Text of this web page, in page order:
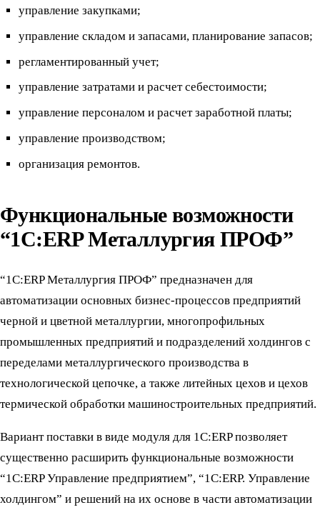
управление закупками;
управление складом и запасами, планирование запасов;
регламентированный учет;
управление затратами и расчет себестоимости;
управление персоналом и расчет заработной платы;
управление производством;
организация ремонтов.
Функциональные возможности
“1С:ERPМеталлургия ПРОФ”
“1С:ERP Металлургия ПРОФ” предназначен для
автоматизации основных бизнес-процессов предприятий
черной и цветной металлургии, многопрофильных
промышленных предприятий и подразделений холдингов с
переделами металлургического производства в
технологической цепочке, а также литейных цехов и цехов
термической обработки машиностроительных предприятий.
Вариант поставки в виде модуля для 1С:ERP позволяет
существенно расширить функциональные возможности
“1С:ERP Управление предприятием”, “1С:ERP. Управление
холдингом” и решений на их основе в части автоматизации